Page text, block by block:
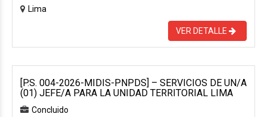
Lima
VER DETALLE
[P.S. 004-2026-MIDIS-PNPDS] – SERVICIOS DE UN/A
(01) JEFE/A PARA LA UNIDAD TERRITORIAL LIMA
Concluido